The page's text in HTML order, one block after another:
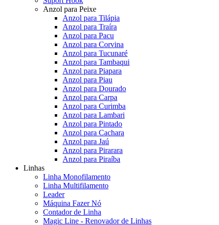
Anzol para Peixe
Anzol para Tilápia
Anzol para Traíra
Anzol para Pacu
Anzol para Corvina
Anzol para Tucunaré
Anzol para Tambaqui
Anzol para Piapara
Anzol para Piau
Anzol para Dourado
Anzol para Carpa
Anzol para Curimba
Anzol para Lambari
Anzol para Pintado
Anzol para Cachara
Anzol para Jaú
Anzol para Pirarara
Anzol para Piraíba
Linhas
Linha Monofilamento
Linha Multifilamento
Leader
Máquina Fazer Nó
Contador de Linha
Magic Line - Renovador de Linhas